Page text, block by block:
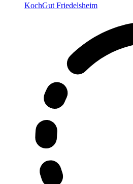
KochGut Friedelsheim